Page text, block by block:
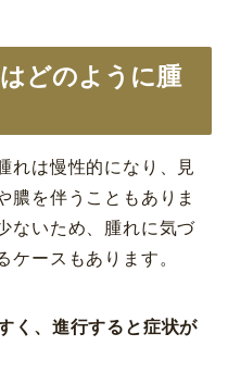
どのように腫
れは慢性的になり、見
膿を伴うこともありま
ないため、腫れに気づ
ケースもあります。
く、進行すると症状が